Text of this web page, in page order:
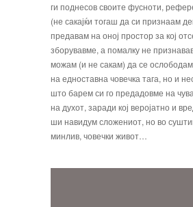
ги поднесов своите фусноти,
(не сакајќи тогаш да си признаам
предавам на оној простор за кој
зборувавме, а помалку не
можам (и не сакам) да се ослободам
на едноставна човечка тага, но и
што барем си го предадовме на
на духот, заради кој веројатно и
ши навидум сложениот, но во
минлив, човечки живот…